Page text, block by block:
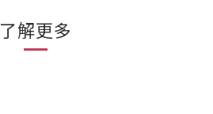
了解更多